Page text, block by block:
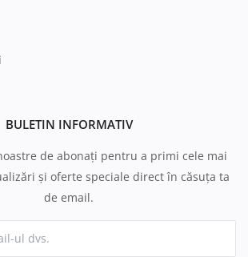
BULETIN INFORMATIV
de abonați pentru a primi cele mai
și oferte speciale direct în căsuța ta
de email.